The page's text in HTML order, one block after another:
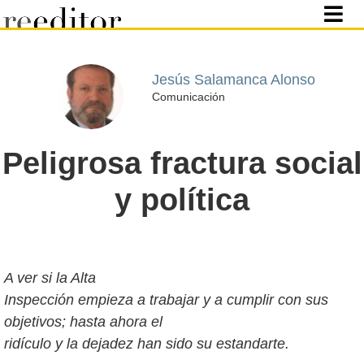
Jesús Salamanca Alonso
Comunicación
Peligrosa fractura social
y política
A ver si la Alta
Inspección empieza a trabajar y a cumplir con sus
objetivos; hasta ahora el
ridículo y la dejadez han sido su estandarte.